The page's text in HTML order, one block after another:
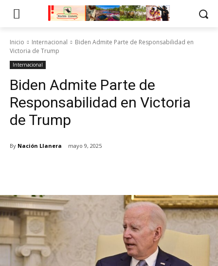
Inicio Internacional
Biden Admite Parte de Responsabilidad en
Victoria de Trump
Internacional
Biden Admite Parte de
Responsabilidad en Victoria
de Trump
By Nación Llanera mayo 9, 2025